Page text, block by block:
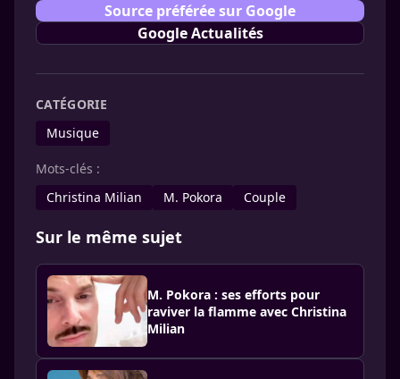
Source préférée sur Google
Google Actualités
CATÉGORIE
Musique
Mots-clés :
Christina Milian
M. Pokora Couple
Sur le même sujet
M. Pokora : ses efforts pour
raviver la flamme avec Christina
Milian